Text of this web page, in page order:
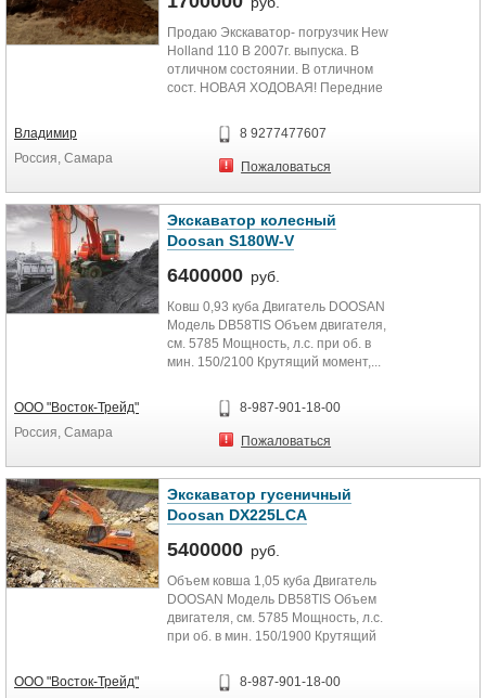
Продаю Экскаватор- погрузчик Hew
Holland 110 B 2007г. выпуска. В
отличном состоянии. В отличном
сост. НОВАЯ ХОДОВАЯ! Передние
Владимир
Россия, Самара
8 9277477607
Пожаловаться
Экскаватор колесный
Doosan S180W-V
6400000 руб.
Ковш 0,93 куба Двигатель DOOSAN
Модель DB58TIS Объем двигателя,
см. 5785 Мощность, л.с. при об. в
мин. 150/2100 Крутящий момент,...
ООО "Восток-Трейд"
Россия, Самара
8-987-901-18-00
Пожаловаться
Экскаватор гусеничный
Doosan DX225LCA
5400000 руб.
Объем ковша 1,05 куба Двигатель
DOOSAN Модель DB58TIS Объем
двигателя, см. 5785 Мощность, л.с.
при об. в мин. 150/1900 Крутящий
ООО "Восток-Трейд"
8-987-901-18-00